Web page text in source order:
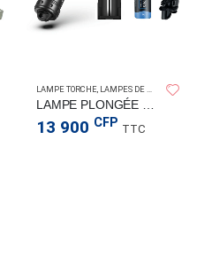
SPERAS LIGHTLAMPE TORCHE, LAMPES DE PLONGÉE
LAMPE PLONGÉE BD10 1200LM
13 900 CFP TTC